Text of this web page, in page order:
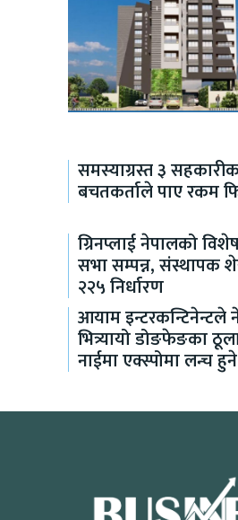
समस्याग्रस्त ३
बचतकर्ताले पाए रकम
ग्रिनप्लाई नेपालको
सभा सम्पन्न, संस्थापक
२२५ निर्धारण
आयाम इन्टरकन्टिनेन्टले
भित्र्यायो डोङफेङका
नाईमा एक्स्पोमा लन्च हुने